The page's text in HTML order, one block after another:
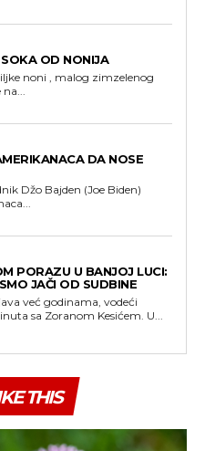
OD NONIJA
noni , malog zimzelenog
DA NOSE
PORAZU U BANJOJ LUCI:
JAČI OD SUDBINE
već godinama, vodeći
izrazito popularnu emisiju 24 minuta sa Zoranom Kesićem. U...
THIS